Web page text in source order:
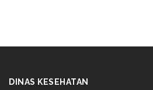
DINAS KESEHATAN